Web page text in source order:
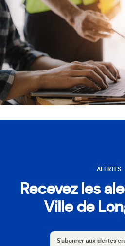
ALERTES
Recevez les
Ville de
S'abonner aux alertes